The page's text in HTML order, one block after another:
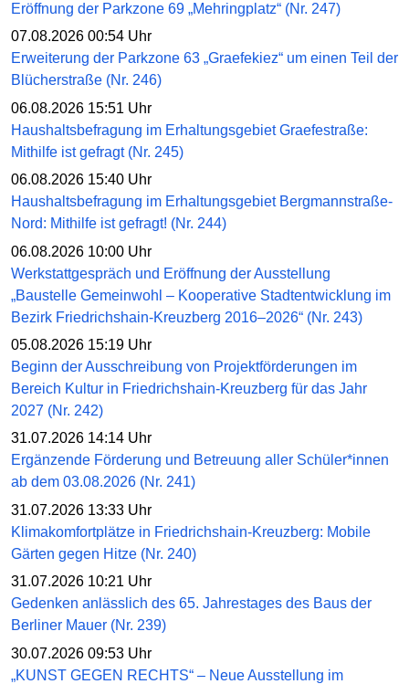
Eröffnung der Parkzone 69 „Mehringplatz“ (Nr. 247)
07.08.2026 00:54 Uhr
Erweiterung der Parkzone 63 „Graefekiez“ um einen Teil der
Blücherstraße (Nr. 246)
06.08.2026 15:51 Uhr
Haushaltsbefragung im Erhaltungsgebiet Graefestraße:
Mithilfe ist gefragt (Nr. 245)
06.08.2026 15:40 Uhr
Haushaltsbefragung im Erhaltungsgebiet Bergmannstraße-
Nord: Mithilfe ist gefragt! (Nr. 244)
06.08.2026 10:00 Uhr
Werkstattgespräch und Eröffnung der Ausstellung
„Baustelle Gemeinwohl – Kooperative Stadtentwicklung im
Bezirk Friedrichshain-Kreuzberg 2016–2026“ (Nr. 243)
05.08.2026 15:19 Uhr
Beginn der Ausschreibung von Projektförderungen im
Bereich Kultur in Friedrichshain-Kreuzberg für das Jahr
2027 (Nr. 242)
31.07.2026 14:14 Uhr
Ergänzende Förderung und Betreuung aller Schüler*innen
ab dem 03.08.2026 (Nr. 241)
31.07.2026 13:33 Uhr
Klimakomfortplätze in Friedrichshain-Kreuzberg: Mobile
Gärten gegen Hitze (Nr. 240)
31.07.2026 10:21 Uhr
Gedenken anlässlich des 65. Jahrestages des Baus der
Berliner Mauer (Nr. 239)
30.07.2026 09:53 Uhr
„KUNST GEGEN RECHTS“ – Neue Ausstellung im